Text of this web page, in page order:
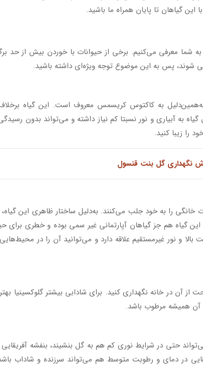
را به شما معرفی می‌کنیم. برخی از حیوانات با خوردن بیش از حد
پس به این موضوع توجه ویژه‌ای داشته باشید.
به کاکتوس کریسمس معروف است. این گیاه
به آبیاری و نور نسبتا کم نیاز داشته و می‌تواند بدون
را زیبا کنید.
نگهداری گل بنت قنسول
را به خود جلب می‌کنند. به‌دلیل ساختار ظاهری این
گیاه هم جز گیاهان آپارتمانی غیر سمی بوده و خطری برای
و نور غیرمستقیم علاقه دارد و می‌توانید آن را در محیط‌هایی
از آن در خانه نگهداری کنید. برای شادابی بیشتر گلوکسینیا
آن همیشه مرطوب باشد.
حتی در شرایط نوری کم هم به گل بنشیند، بنفشه
در دمای و رطوبت متوسط هم می‌تواند سرزنده و شاداب